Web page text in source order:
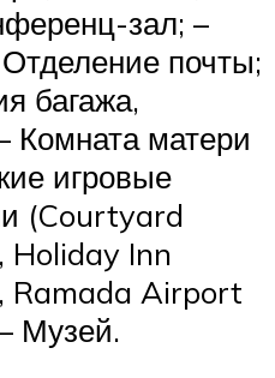
зал; –
почты;
багажа,
Комната матери
игровые
(Courtyard
Holiday Inn
Ramada Airport
Музей.